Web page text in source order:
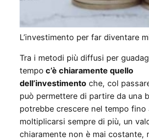
L’investimento per far diventare
Tra i metodi più diffusi per
tempo c’è chiaramente quello
dell’investimento che, col
può permettere di partire da una
potrebbe crescere nel tempo fino
moltiplicarsi sempre di più, un
chiaramente non è mai costante,